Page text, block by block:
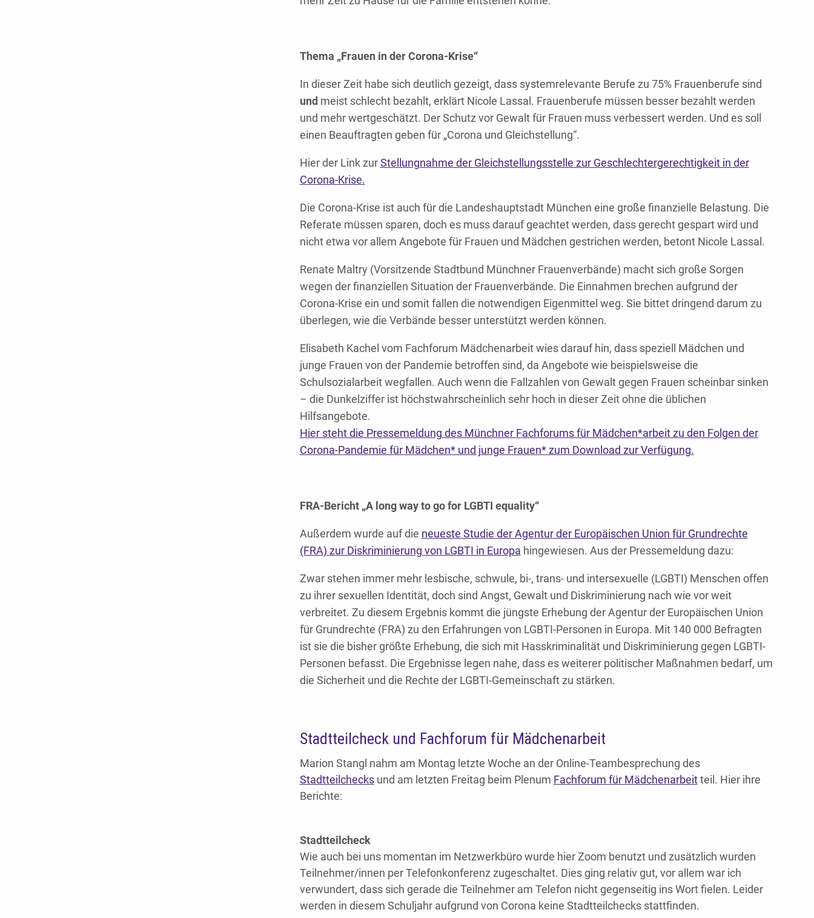
Thema „Frauen in der Corona-Krise“
In dieser Zeit habe sich deutlich gezeigt, dass systemrelevante Berufe zu 75% Frauenberufe sind
und meist schlecht bezahlt, erklärt Nicole Lassal. Frauenberufe müssen besser bezahlt werden
und mehr wertgeschätzt. Der Schutz vor Gewalt für Frauen muss verbessert werden. Und es soll
einen Beauftragten geben für „Corona und Gleichstellung“.
Hier der Link zurStellungnahme der Gleichstellungsstelle zur Geschlechtergerechtigkeit in der
Corona-Krise.
Die Corona-Krise ist auch für die Landeshauptstadt München eine große finanzielle Belastung. Die
Referate müssen sparen, doch es muss darauf geachtet werden, dass gerecht gespart wird und
nicht etwa vor allem Angebote für Frauen und Mädchen gestrichen werden, betont Nicole Lassal.
Renate Maltry (Vorsitzende Stadtbund Münchner Frauenverbände) macht sich große Sorgen
wegen der finanziellen Situation der Frauenverbände. Die Einnahmen brechen aufgrund der
Corona-Krise ein und somit fallen die notwendigen Eigenmittel weg. Sie bittet dringend darum zu
überlegen, wie die Verbände besser unterstützt werden können.
Elisabeth Kachel vom Fachforum Mädchenarbeit wies darauf hin, dass speziell Mädchen und
junge Frauen von der Pandemie betroffen sind, da Angebote wie beispielsweise die
Schulsozialarbeit wegfallen. Auch wenn die Fallzahlen von Gewalt gegen Frauen scheinbar sinken
– die Dunkelziffer ist höchstwahrscheinlich sehr hoch in dieser Zeit ohne die üblichen
Hilfsangebote.
Hier steht die Pressemeldung des Münchner Fachforums für Mädchen*arbeit zu den Folgen der
Corona-Pandemie für Mädchen* und junge Frauen* zum Download zur Verfügung.
FRA-Bericht „A long way to go for LGBTI equality“
Außerdem wurde auf die neueste Studie der Agentur der Europäischen Union für Grundrechte
(FRA) zur Diskriminierung von LGBTI in Europa hingewiesen. Aus der Pressemeldung dazu:
Zwar stehen immer mehr lesbische, schwule, bi-, trans- und intersexuelle (LGBTI) Menschen offen
zu ihrer sexuellen Identität, doch sind Angst, Gewalt und Diskriminierung nach wie vor weit
verbreitet. Zu diesem Ergebnis kommt die jüngste Erhebung der Agentur der Europäischen Union
für Grundrechte (FRA) zu den Erfahrungen von LGBTI-Personen in Europa. Mit 140 000 Befragten
ist sie die bisher größte Erhebung, die sich mit Hasskriminalität und Diskriminierung gegen LGBTI-
Personen befasst. Die Ergebnisse legen nahe, dass es weiterer politischer Maßnahmen bedarf, um
die Sicherheit und die Rechte der LGBTI-Gemeinschaft zu stärken.
Stadtteilcheck und Fachforum für Mädchenarbeit
Marion Stangl nahm am Montag letzte Woche an der Online-Teambesprechung des
Stadtteilchecksund am letzten Freitag beim Plenum Fachforum für Mädchenarbeitteil. Hier ihre
Berichte:
Stadtteilcheck
Wie auch bei uns momentan im Netzwerkbüro wurde hier Zoom benutzt und zusätzlich wurden
Teilnehmer/innen per Telefonkonferenz zugeschaltet. Dies ging relativ gut, vor allem war ich
verwundert, dass sich gerade die Teilnehmer am Telefon nicht gegenseitig ins Wort fielen. Leider
werden in diesem Schuljahr aufgrund von Corona keine Stadtteilchecks stattfinden.